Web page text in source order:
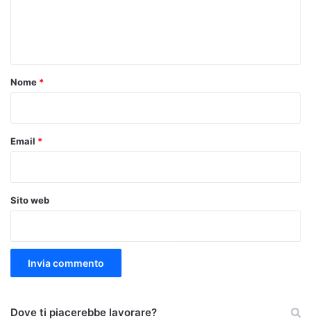
o
Nome *
Email *
Sito web
Dove ti piacerebbe lavorare?